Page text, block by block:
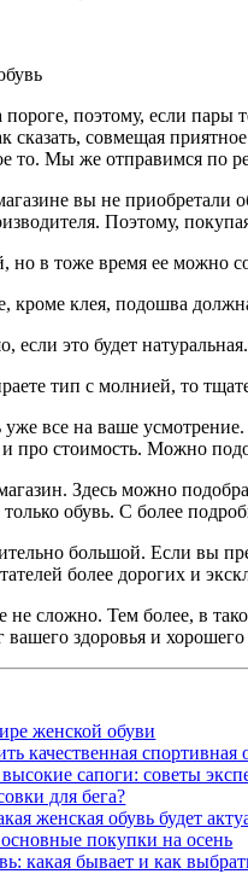
поэтому, если пары
сказать, совмещая
то. Мы же отправимся по
вы не приобретали
Поэтому,
в тоже время ее можно
кроме клея, подошва
если это будет
тип с молнией, то
уже все на ваше
про стоимость. Можно
Здесь можно
только обувь. С более
большой. Если вы
более дорогих и
сложно. Тем более, в
вашего здоровья и
женской обуви
качественная спортивная
сапоги: советы
для бега?
женская обувь будет
покупки на осень
какая бывает и как